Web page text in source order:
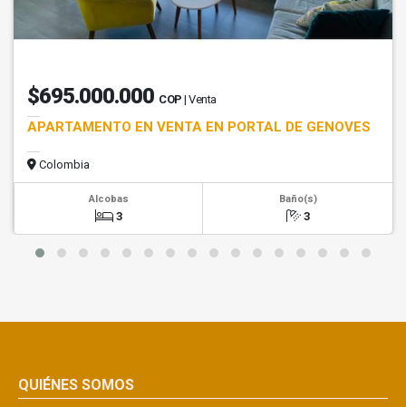
$695.000.000 COP | Venta
APARTAMENTO EN VENTA EN PORTAL DE GENOVES
Colombia
Alcobas
3
Baño(s)
3
QUIÉNES SOMOS